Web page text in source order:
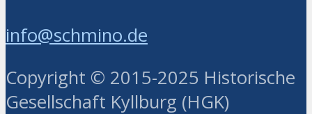
info@schmino.de
Copyright © 2015-2025 Historische
Gesellschaft Kyllburg (HGK)